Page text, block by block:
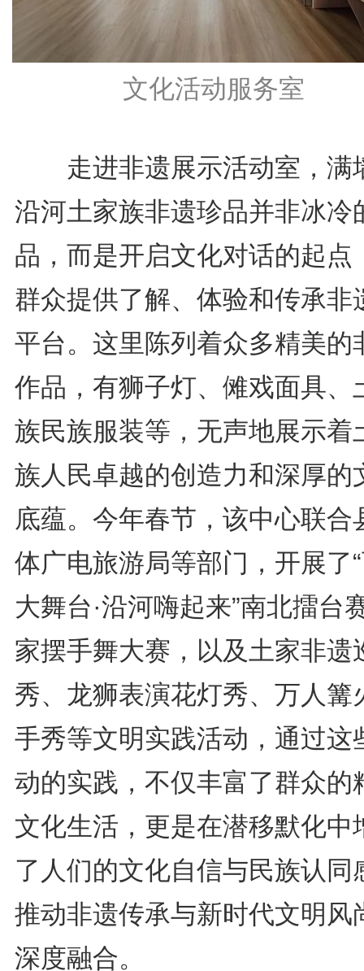
文化活动服务室
走进非遗展示活动室，满
沿河土家族非遗珍品并非冰冷
品，而是开启文化对话的起点
群众提供了解、体验和传承非
平台。这里陈列着众多精美的
作品，有狮子灯、傩戏面具、
族民族服装等，无声地展示着
族人民卓越的创造力和深厚的
底蕴。今年春节，该中心联合
体广电旅游局等部门，开展了
大舞台·沿河嗨起来”南北擂台
家摆手舞大赛，以及土家非遗
秀、龙狮表演花灯秀、万人篝
手秀等文明实践活动，通过这
动的实践，不仅丰富了群众的
文化生活，更是在潜移默化中
了人们的文化自信与民族认同
推动非遗传承与新时代文明风
深度融合。